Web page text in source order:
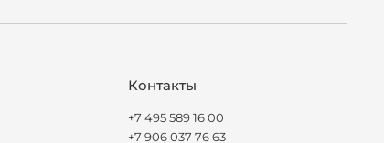
Контакты
+7 495 589 16 00
+7 906 037 76 63